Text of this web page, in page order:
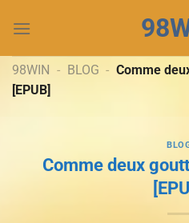
đến
dung98WIN - BLOG - Comme
[EPUB]
Comme deux